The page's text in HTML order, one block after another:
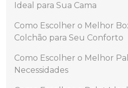
Ideal para Sua Cama
Como Escolher o Melhor
Colchão para Seu Conforto
Como Escolher o Melhor
Necessidades